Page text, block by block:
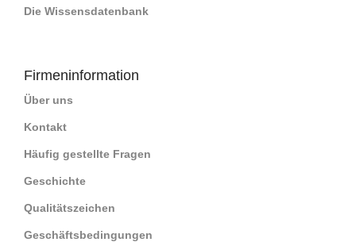
Die Wissensdatenbank
Firmeninformation
Über uns
Kontakt
Häufig gestellte Fragen
Geschichte
Qualitätszeichen
Geschäftsbedingungen